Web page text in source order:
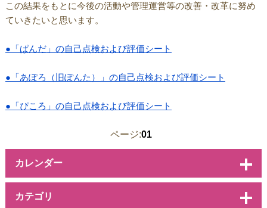
この結果をもとに今後の活動や管理運営等の改善・改革に努め
ていきたいと思います。
●「ぱんだ」の自己点検および評価シート
●「あぽろ（旧ぽんた）」の自己点検および評価シート
●「ぴころ」の自己点検および評価シート
ページ:01
カレンダー
カテゴリ